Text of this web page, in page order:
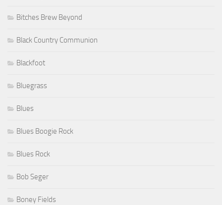
Bitches Brew Beyond
Black Country Communion
Blackfoot
Bluegrass
Blues
Blues Boogie Rock
Blues Rock
Bob Seger
Boney Fields